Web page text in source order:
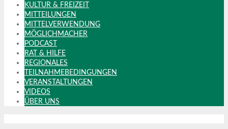
KULTUR & FREIZEIT
MITTEILUNGEN
MITTELVERWENDUNG
MÖGLICHMACHER
PODCAST
RAT & HILFE
REGIONALES
TEILNAHMEBEDINGUNGEN
VERANSTALTUNGEN
VIDEOS
ÜBER UNS